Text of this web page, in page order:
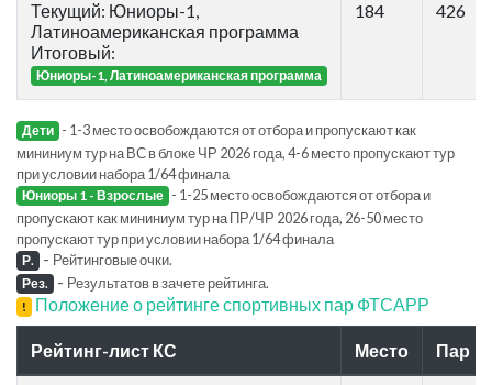
Текущий: Юниоры-1,
Латиноамериканская программа
Итоговый:
Юниоры-1, Латиноамериканская программа
184 426
Дети - 1-3 место освобождаются от отбора и пропускают как
мининиум тур на ВС в блоке ЧР 2026 года, 4-6 место пропускают тур
при условии набора 1/64 финала
Юниоры 1 - Взрослые - 1-25 место освобождаются от отбора и
пропускают как мининиум тур на ПР/ЧР 2026 года, 26-50 место
пропускают тур при условии набора 1/64 финала
Р. - Рейтинговые очки.
Рез. - Результатов в зачете рейтинга.
! Положение о рейтинге спортивных пар ФТСАРР
Рейтинг-лист КС Место Пар